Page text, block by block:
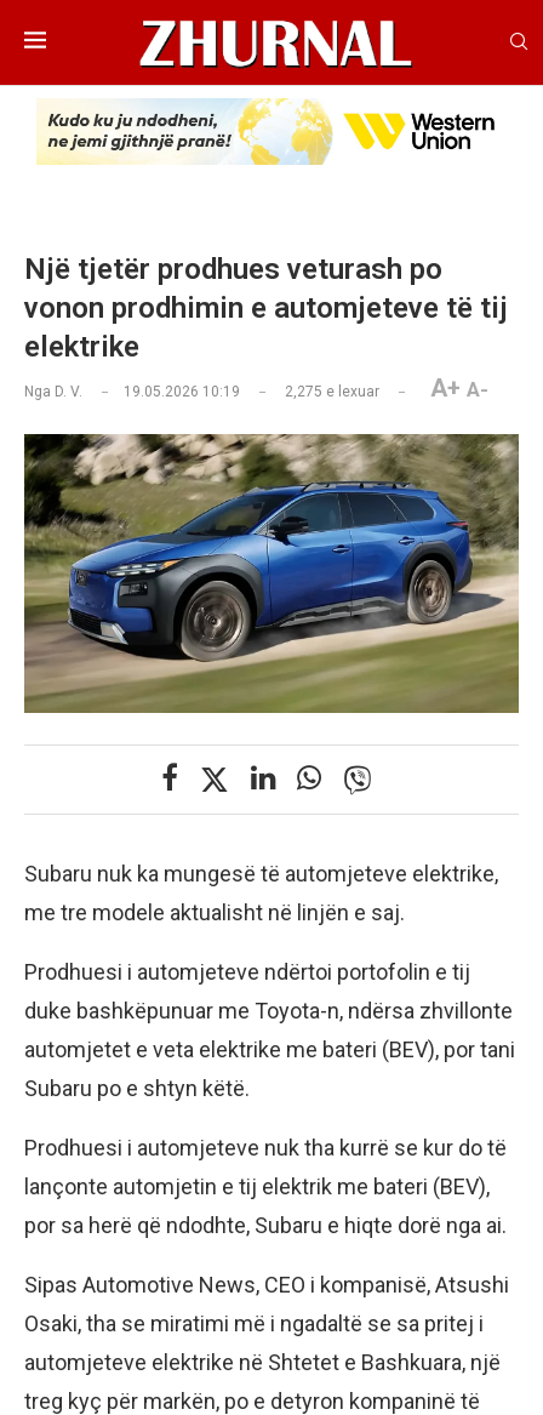
Një tjetër prodhues veturash po
vonon prodhimin e automjeteve të tij
elektrike
Nga D. V. 19.05.2026 10:19 2,275 e lexuar A+ A-
Subaru nuk ka mungesë të automjeteve elektrike,
me tre modele aktualisht në linjën e saj.
Prodhuesi i automjeteve ndërtoi portofolin e tij
duke bashkëpunuar me Toyota-n, ndërsa zhvillonte
automjetet e veta elektrike me bateri (BEV), por tani
Subaru po e shtyn këtë.
Prodhuesi i automjeteve nuk tha kurrë se kur do të
lançonte automjetin e tij elektrik me bateri (BEV),
por sa herë që ndodhte, Subaru e hiqte dorë nga ai.
Sipas Automotive News, CEO i kompanisë, Atsushi
Osaki, tha se miratimi më i ngadaltë se sa pritej i
automjeteve elektrike në Shtetet e Bashkuara, një
treg kyç për markën, po e detyron kompaninë të